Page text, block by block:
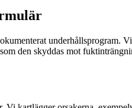
underhållsprogram.
den skyddas mot